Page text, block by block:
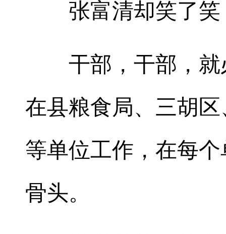
张富清却笑了笑
干部，干部，就
在县粮食局、三胡
等单位工作，在每
骨头。